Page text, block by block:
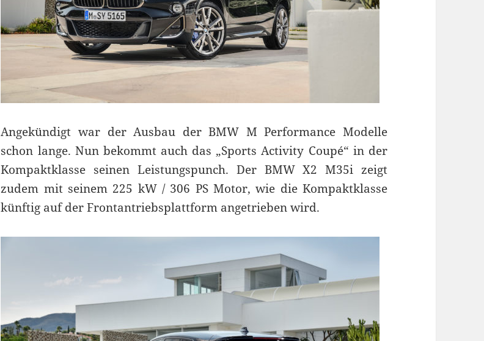
Angekündigt war der Ausbau der BMW M Performance Modelle
schon lange. Nun bekommt auch das „Sports Activity Coupé“ in der
Kompaktklasse seinen Leistungspunch. Der BMW X2 M35i zeigt
zudem mit seinem 225 kW / 306 PS Motor, wie die Kompaktklasse
künftig auf der Frontantriebsplattform angetrieben wird.